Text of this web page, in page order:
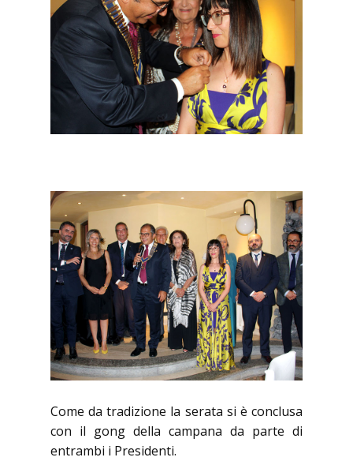
Come da tradizione la serata si è conclusa
con il gong della campana da parte di
entrambi i Presidenti.